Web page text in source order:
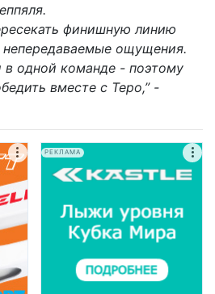
финишную линию
ощущения.
одной команде - поэтому
вместе с Теро,” -
РЕКЛАМА